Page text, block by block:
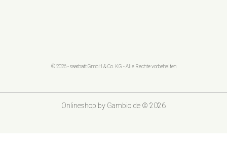
© 2026 - saarbatt GmbH & Co. KG - Alle Rechte vorbehalten
Onlineshop by Gambio.de © 2026